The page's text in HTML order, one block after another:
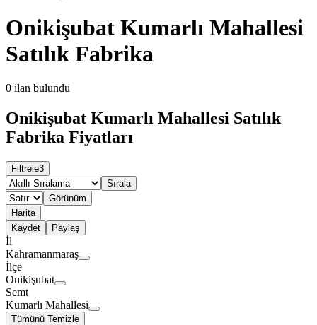
Onikişubat Kumarlı Mahallesi
Satılık Fabrika
0 ilan bulundu
Onikişubat Kumarlı Mahallesi Satılık
Fabrika Fiyatları
Filtrele3
Sırala
Görünüm
Harita
Kaydet
Paylaş
İl
Kahramanmaraş
İlçe
Onikişubat
Semt
Kumarlı Mahallesi
Tümünü Temizle